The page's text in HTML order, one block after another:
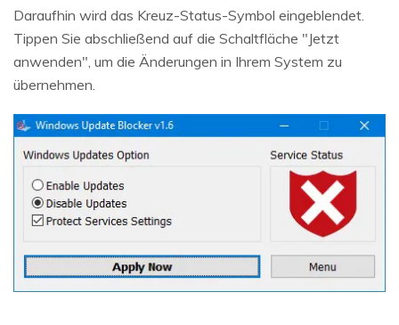
Daraufhin wird das Kreuz-Status-Symbol eingeblendet.
Tippen Sie abschließend auf die Schaltfläche "Jetzt
anwenden", um die Änderungen in Ihrem System zu
übernehmen.